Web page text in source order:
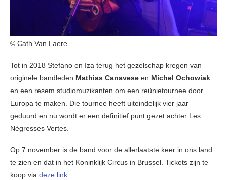
© Cath Van Laere
Tot in 2018 Stefano en Iza terug het gezelschap kregen van
originele bandleden Mathias Canavese en Michel Ochowiak
en een resem studiomuzikanten om een reünietournee door
Europa te maken. Die tournee heeft uiteindelijk vier jaar
geduurd en nu wordt er een definitief punt gezet achter Les
Négresses Vertes.
Op 7 november is de band voor de allerlaatste keer in ons land
te zien en dat in het Koninklijk Circus in Brussel. Tickets zijn te
koop via deze link.